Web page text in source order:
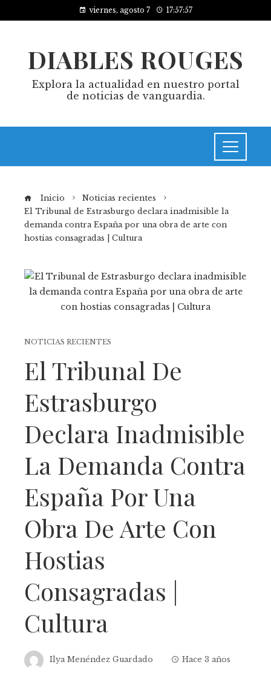
viernes, agosto 7 17:57:57
DIABLES ROUGES
Explora la actualidad en nuestro portal
de noticias de vanguardia.
Inicio
Noticias recientes
El Tribunal de Estrasburgo declara inadmisible la
demanda contra España por una obra de arte con
hostias consagradas | Cultura
NOTICIAS RECIENTES
El Tribunal De
Estrasburgo
Declara Inadmisible
La Demanda Contra
España Por Una
Obra De Arte Con
Hostias
Consagradas |
Cultura
Ilya Menéndez Guardado Hace 3 años